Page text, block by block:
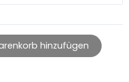
hinzufügen